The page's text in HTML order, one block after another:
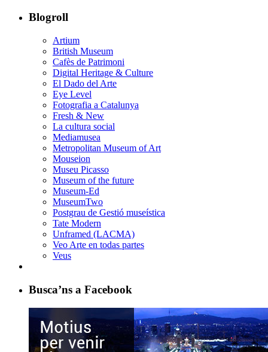
Blogroll
Artium
British Museum
Cafès de Patrimoni
Digital Heritage & Culture
El Dado del Arte
Eye Level
Fotografia a Catalunya
Fresh & New
La cultura social
Mediamusea
Metropolitan Museum of Art
Mouseion
Museu Picasso
Museum of the future
Museum-Ed
MuseumTwo
Postgrau de Gestió museística
Tate Modern
Unframed (LACMA)
Veo Arte en todas partes
Veus
Busca’ns a Facebook